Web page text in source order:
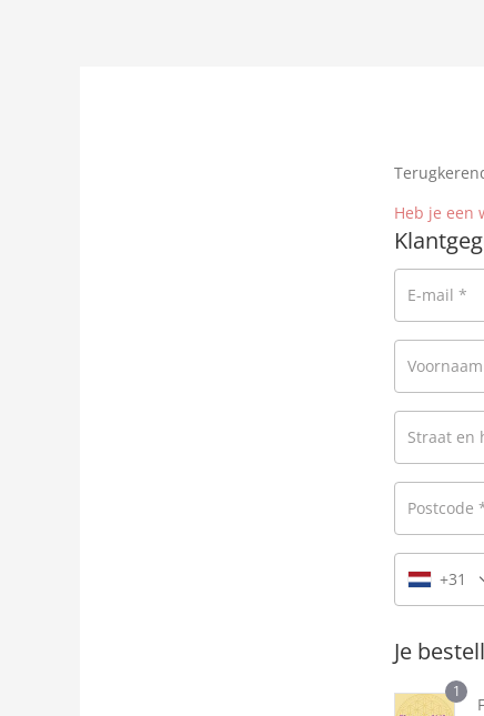
Heb je een
E-mail *
Voornaam
Straat en
Postcode
+31
Je
1